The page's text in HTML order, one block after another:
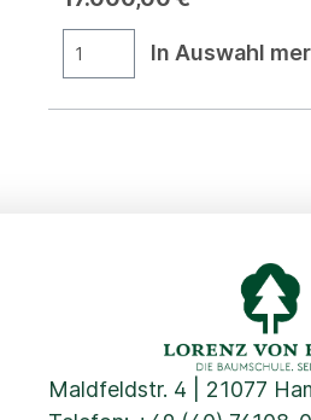
In Auswahl
Maldfeldstr. 4 | 21077